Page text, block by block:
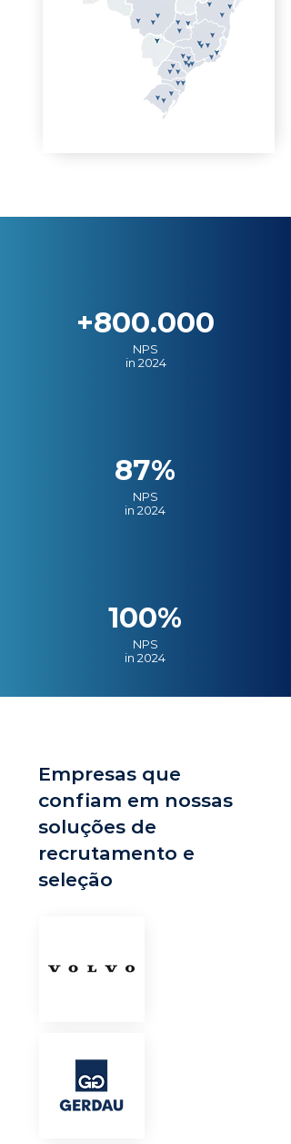
+800.000
NPS
in 2024
87%
NPS
in 2024
100%
NPS
in 2024
Empresas que
confiam em nossas
soluções de
recrutamento e
seleção